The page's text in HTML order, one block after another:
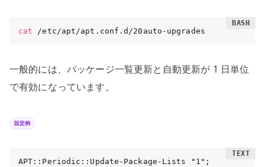
cat /etc/apt/apt.conf.d/20auto-upgrades
一般的には、パッケージ一覧更新と自動更新が 1 日単位
で有効になっています。
設定例
APT::Periodic::Update-Package-Lists "1";